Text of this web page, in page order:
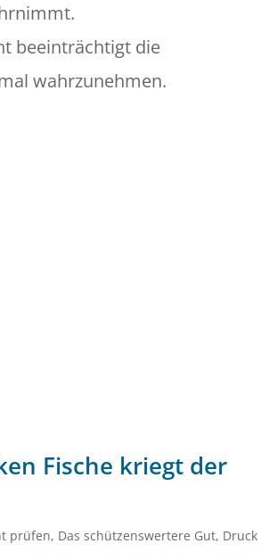
beeinträchtigt die
wahrzunehmen.
Fische kriegt der
prüfen, Das schützenswertere Gut, Druck